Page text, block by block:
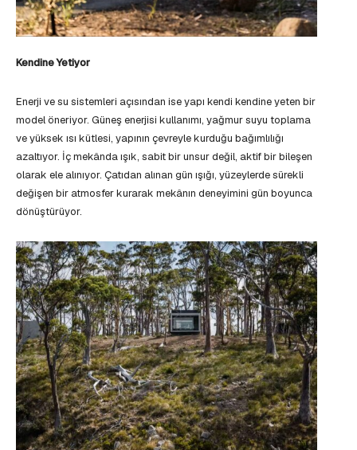
Kendine Yetiyor
Enerji ve su sistemleri açısından ise yapı kendi kendine yeten bir
model öneriyor. Güneş enerjisi kullanımı, yağmur suyu toplama
ve yüksek ısı kütlesi, yapının çevreyle kurduğu bağımlılığı
azaltıyor. İç mekânda ışık, sabit bir unsur değil, aktif bir bileşen
olarak ele alınıyor. Çatıdan alınan gün ışığı, yüzeylerde sürekli
değişen bir atmosfer kurarak mekânın deneyimini gün boyunca
dönüştürüyor.